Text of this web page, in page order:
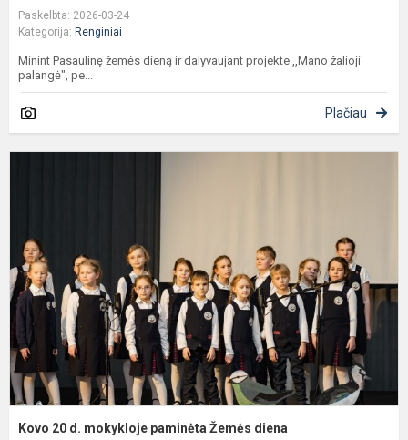
Paskelbta: 2026-03-24
Kategorija: Renginiai
Minint Pasaulinę žemės dieną ir dalyvaujant projekte ,,Mano žalioji
palangė", pe...
Plačiau
Kovo 20 d. mokykloje paminėta Žemės diena